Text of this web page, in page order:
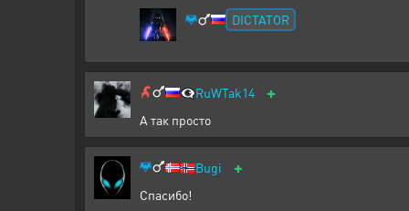
DICTATOR
👁️‍🗨️RuWTak14 +
А так просто
🇳🇴Bugi +
Спасибо!